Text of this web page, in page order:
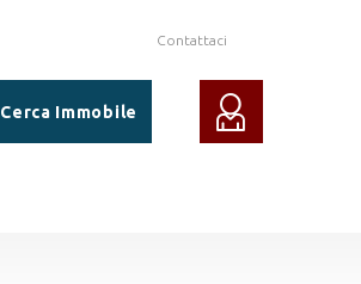
Contattaci
Cerca Immobile